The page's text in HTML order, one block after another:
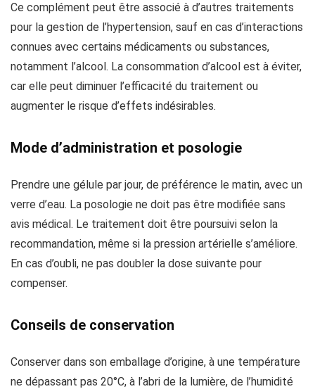
Ce complément peut être associé à d’autres traitements
pour la gestion de l’hypertension, sauf en cas d’interactions
connues avec certains médicaments ou substances,
notamment l’alcool. La consommation d’alcool est à éviter,
car elle peut diminuer l’efficacité du traitement ou
augmenter le risque d’effets indésirables.
Mode d’administration et posologie
Prendre une gélule par jour, de préférence le matin, avec un
verre d’eau. La posologie ne doit pas être modifiée sans
avis médical. Le traitement doit être poursuivi selon la
recommandation, même si la pression artérielle s’améliore.
En cas d’oubli, ne pas doubler la dose suivante pour
compenser.
Conseils de conservation
Conserver dans son emballage d’origine, à une température
ne dépassant pas 20°C, à l’abri de la lumière, de l’humidité